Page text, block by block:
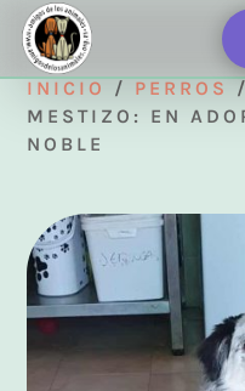
INICIO / PERROS
MESTIZO: EN
NOBLE